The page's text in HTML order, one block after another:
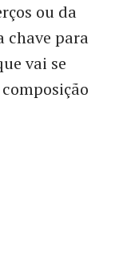
ou da
chave para
vai se